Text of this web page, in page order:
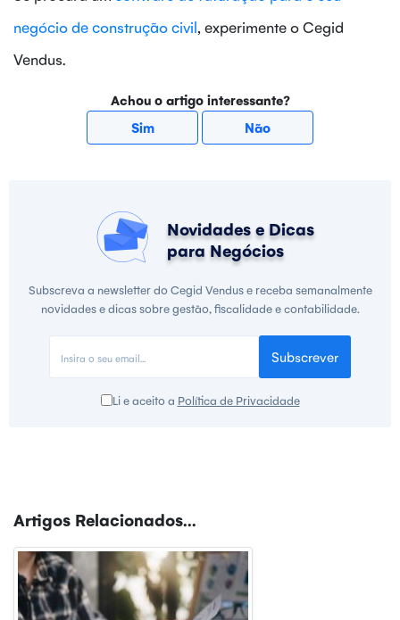
negócio de construção civil, experimente o Cegid
Vendus.
Achou o artigo interessante?
Sim
Não
Novidades e Dicas
para Negócios
Subscreva a newsletter do Cegid Vendus e receba semanalmente
novidades e dicas sobre gestão, fiscalidade e contabilidade.
Subscrever
Li e aceito a Política de Privacidade
Artigos Relacionados...